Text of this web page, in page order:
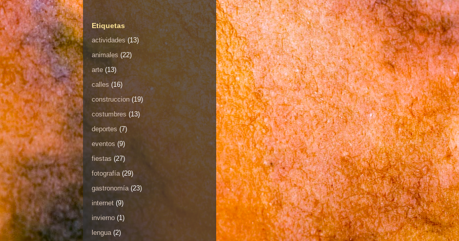
Etiquetas
actividades (13)
animales (22)
arte (13)
calles (16)
construccion (19)
costumbres (13)
deportes (7)
eventos (9)
fiestas (27)
fotografía (29)
gastronomía (23)
internet (9)
invierno (1)
lengua (2)